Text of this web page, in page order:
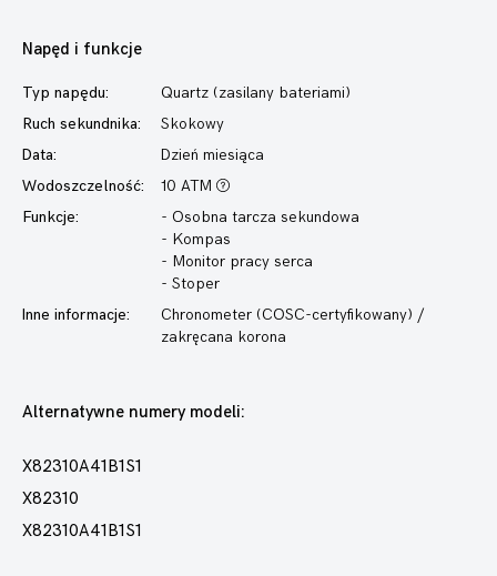
Napęd i funkcje
Typ napędu:
Quartz (zasilany bateriami)
Ruch sekundnika:
Skokowy
Data:
Dzień miesiąca
Wodoszczelność:
10 ATM
Funkcje:
- Osobna tarcza sekundowa
- Kompas
- Monitor pracy serca
- Stoper
Inne informacje:
Chronometer (COSC-certyfikowany) /
zakręcana korona
Alternatywne numery modeli:
X82310A41B1S1
X82310
X82310A41B1S1